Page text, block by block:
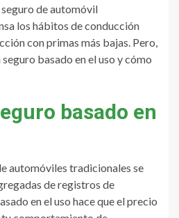
de automóvil
los hábitos de conducción
con primas más bajas. Pero,
basado en el uso y cómo
basado en
automóviles tradicionales se
de registros de
en el uso hace que el precio